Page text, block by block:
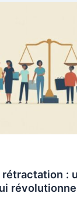
rétractation :